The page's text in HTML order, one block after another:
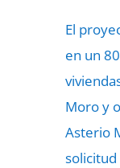
El
en un
Moro y
Asterio
solicitud